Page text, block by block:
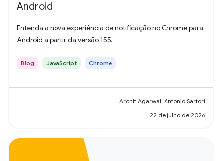
Android
Entenda a nova experiência de notificação no Chrome para
Android a partir da versão 155.
Blog JavaScript Chrome
Archit Agarwal, Antonio Sartori
22 de julho de 2026